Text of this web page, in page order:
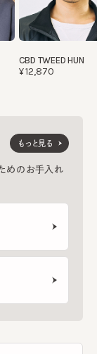
CBD TWEED HUN
¥12,870
めのお手入れ
もっと見る